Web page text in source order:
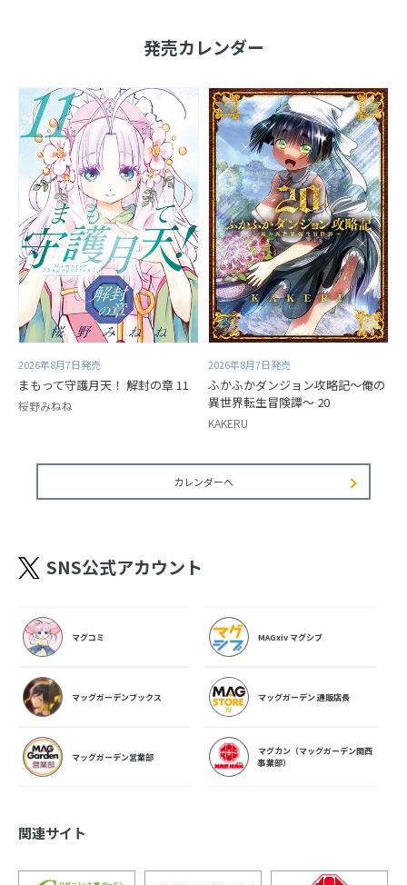
発売カレンダー
2026年8月7日発売
まもって守護月天！ 解封の章 11
桜野みねね
2026年8月7日発売
ふかふかダンジョン攻略記～俺の
異世界転生冒険譚～ 20
KAKERU
カレンダーへ
SNS公式アカウント
マグコミ MAGxiv マグシブ
マッグガーデンブックス マッグガーデン 通販店長
マッグガーデン営業部
マグカン（マッグガーデン関西
事業部）
関連サイト